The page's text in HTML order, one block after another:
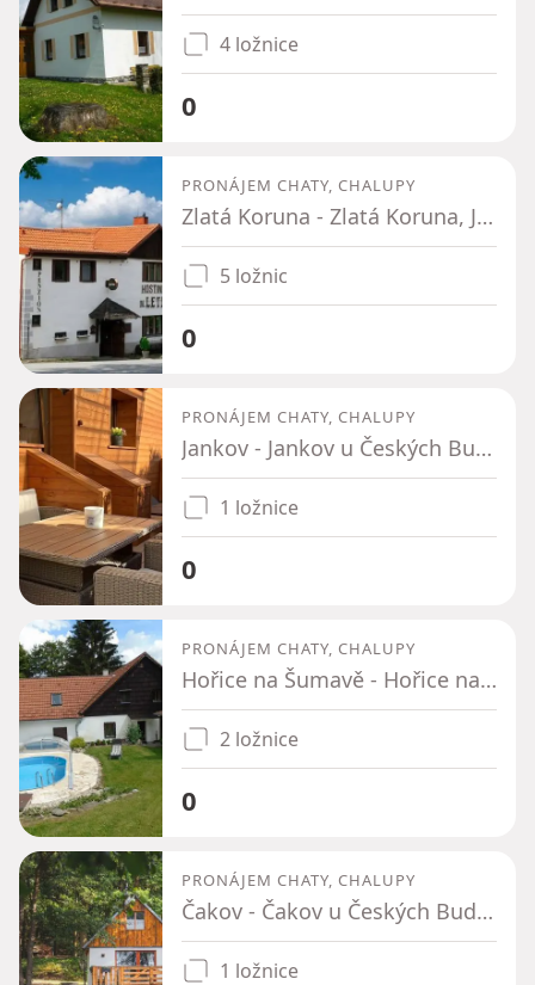
4 ložnice
0
PRONÁJEM CHATY, CHALUPY
Zlatá Koruna - Zlatá Koruna, Jihočeský kraj
5 ložnic
0
PRONÁJEM CHATY, CHALUPY
Jankov - Jankov u Českých Budějovic, Jihočeský kraj
1 ložnice
0
PRONÁJEM CHATY, CHALUPY
Hořice na Šumavě - Hořice na Šumavě, Jihočeský kraj
2 ložnice
0
PRONÁJEM CHATY, CHALUPY
Čakov - Čakov u Českých Budějovic, Jihočeský kraj
1 ložnice